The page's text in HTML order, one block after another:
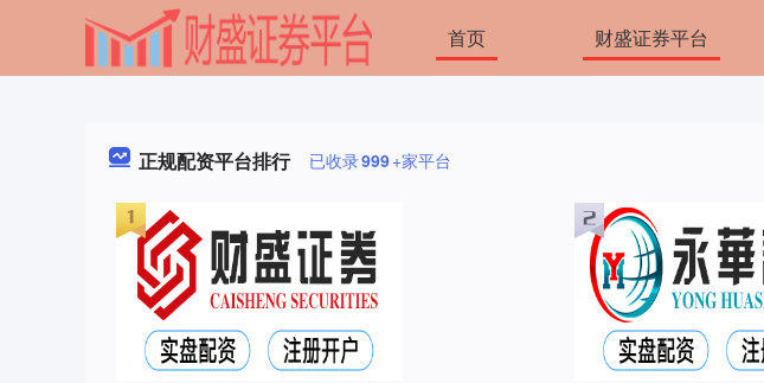
首页 财盛证券平台
正规配资平台排行 已收录999+家平台